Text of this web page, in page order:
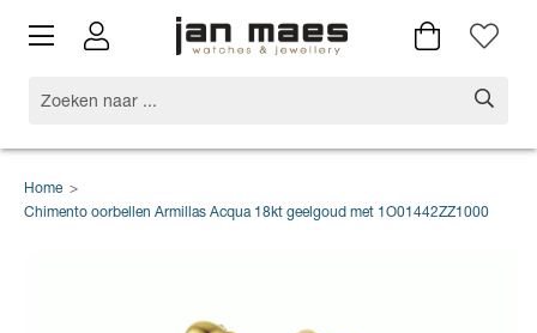
Home >
Chimento oorbellen Armillas Acqua 18kt geelgoud met 1O01442ZZ1000